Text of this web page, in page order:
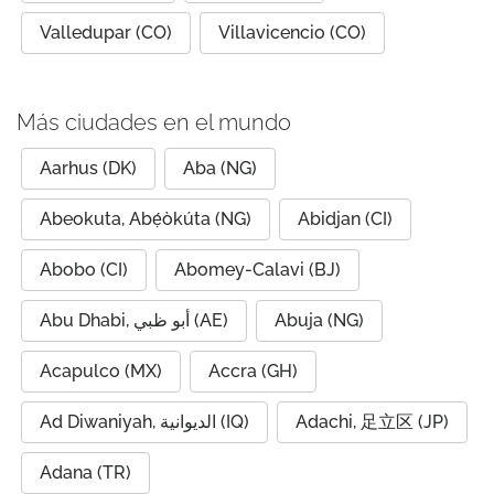
Valledupar (CO) Villavicencio (CO)
Más ciudades en el mundo
Aarhus (DK) Aba (NG)
Abeokuta, Abẹ́òkúta (NG) Abidjan (CI)
Abobo (CI) Abomey-Calavi (BJ)
Abu Dhabi, أبو ظبي (AE) Abuja (NG)
Acapulco (MX) Accra (GH)
Ad Diwaniyah, الديوانية (IQ) Adachi, 足立区 (JP)
Adana (TR)